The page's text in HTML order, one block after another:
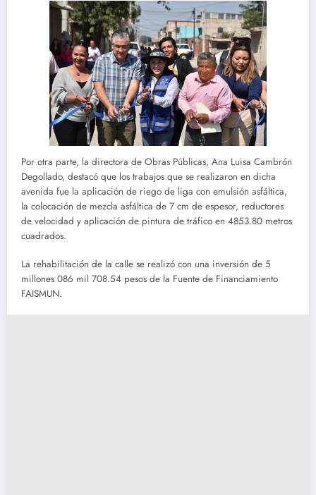
Por otra parte, la directora de Obras Públicas, Ana Luisa Cambrón
Degollado, destacó que los trabajos que se realizaron en dicha
avenida fue la aplicación de riego de liga con emulsión asfáltica,
la colocación de mezcla asfáltica de 7 cm de espesor, reductores
de velocidad y aplicación de pintura de tráfico en 4853.80 metros
cuadrados.
La rehabilitación de la calle se realizó con una inversión de 5
millones 086 mil 708.54 pesos de la Fuente de Financiamiento
FAISMUN.